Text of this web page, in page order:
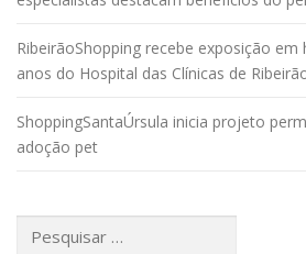
RibeirãoShopping recebe exposição
anos do Hospital das Clínicas de
ShoppingSantaÚrsula inicia projeto
adoção pet
por: